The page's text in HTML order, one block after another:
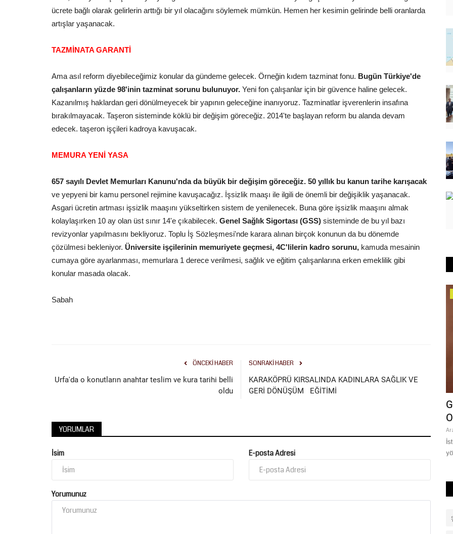
ücrete bağlı olarak gelirlerin arttığı bir yıl olacağını söylemek mümkün. Hemen her kesimin gelirinde belli oranlarda
artışlar yaşanacak.
TAZMİNATA GARANTİ
Ama asıl reform diyebileceğimiz konular da gündeme gelecek. Örneğin kıdem tazminat fonu. Bugün Türkiye'de
çalışanların yüzde 98'inin tazminat sorunu bulunuyor. Yeni fon çalışanlar için bir güvence haline gelecek.
Kazanılmış haklardan geri dönülmeyecek bir yapının geleceğine inanıyoruz. Tazminatlar işverenlerin insafına
bırakılmayacak. Taşeron sisteminde köklü bir değişim göreceğiz. 2014'te başlayan reform bu alanda devam
edecek. taşeron işçileri kadroya kavuşacak.
MEMURA YENİ YASA
657 sayılı Devlet Memurları Kanunu'nda da büyük bir değişim göreceğiz. 50 yıllık bu kanun tarihe karışacak
ve yepyeni bir kamu personel rejimine kavuşacağız. İşsizlik maaşı ile ilgili de önemli bir değişiklik yaşanacak.
Asgari ücretin artması işsizlik maaşını yükseltirken sistem de yenilenecek. Buna göre işsizlik maaşını almak
kolaylaşırken 10 ay olan üst sınır 14'e çıkabilecek. Genel Sağlık Sigortası (GSS) sisteminde de bu yıl bazı
revizyonlar yapılmasını bekliyoruz. Toplu İş Sözleşmesi'nde karara alınan birçok konunun da bu dönemde
çözülmesi bekleniyor. Üniversite işçilerinin memuriyete geçmesi, 4C'lilerin kadro sorunu, kamuda mesainin
cumaya göre ayarlanması, memurlara 1 derece verilmesi, sağlık ve eğitim çalışanlarına erken emeklilik gibi
konular masada olacak.
Sabah
ÖNCEKI HABER
Urfa'da o konutların anahtar teslim ve kura tarihi belli
oldu
SONRAKI HABER
KARAKÖPRÜ KIRSALINDA KADINLARA SAĞLIK VE
GERİ DÖNÜŞÜM EĞİTİMİ
YORUMLAR
İsim E-posta Adresi
Yorumunuz
Nisan 27, 2026
Yardım Derneği’ni...